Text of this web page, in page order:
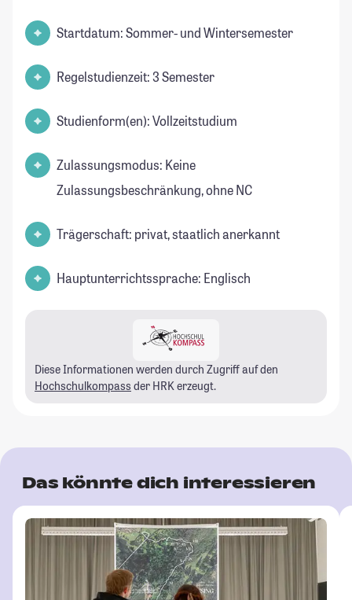
Startdatum: Sommer- und Wintersemester
Regelstudienzeit: 3 Semester
Studienform(en): Vollzeitstudium
Zulassungsmodus: Keine
Zulassungsbeschränkung, ohne NC
Trägerschaft: privat, staatlich anerkannt
Hauptunterrichtssprache: Englisch
Diese Informationen werden durch Zugriff auf den
Hochschulkompass der HRK erzeugt.
Das könnte dich interessieren